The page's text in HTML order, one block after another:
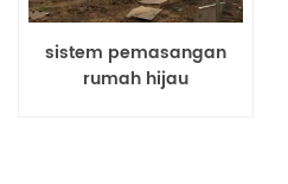
sistem pemasangan
rumah hijau